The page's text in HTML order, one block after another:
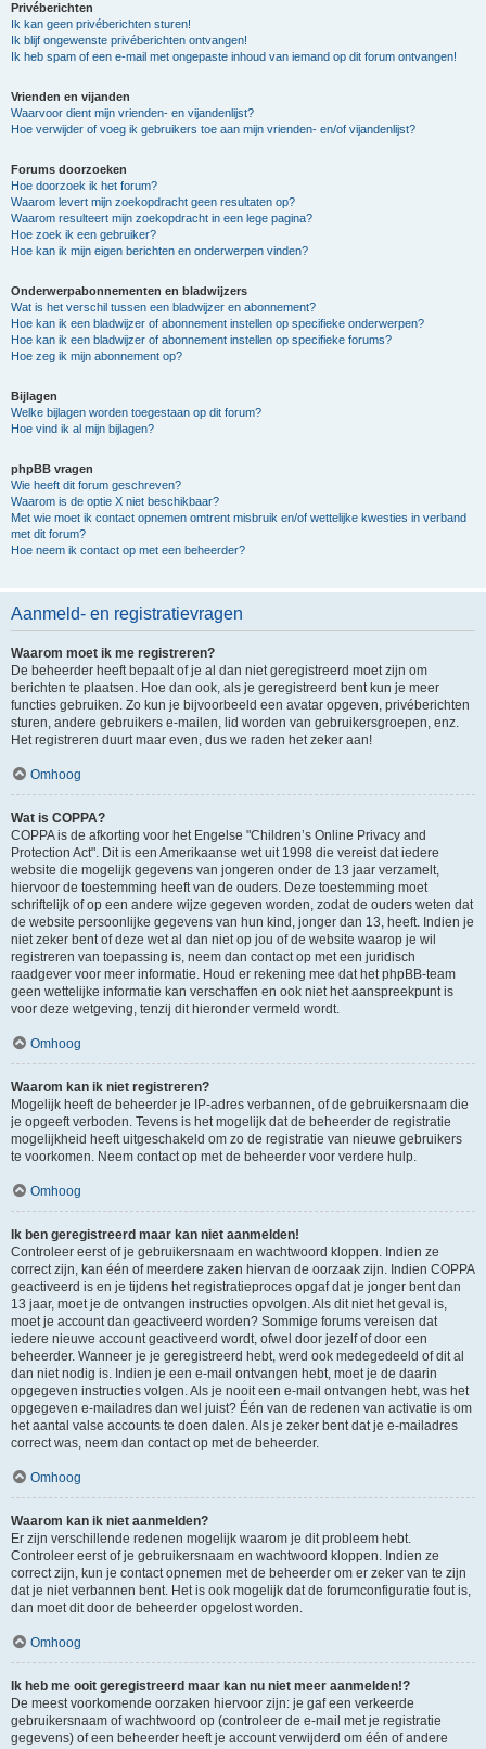
Privéberichten
Ik kan geen privéberichten sturen!
Ik blijf ongewenste privéberichten ontvangen!
Ik heb spam of een e-mail met ongepaste inhoud van iemand op dit forum ontvangen!
Vrienden en vijanden
Waarvoor dient mijn vrienden- en vijandenlijst?
Hoe verwijder of voeg ik gebruikers toe aan mijn vrienden- en/of vijandenlijst?
Forums doorzoeken
Hoe doorzoek ik het forum?
Waarom levert mijn zoekopdracht geen resultaten op?
Waarom resulteert mijn zoekopdracht in een lege pagina?
Hoe zoek ik een gebruiker?
Hoe kan ik mijn eigen berichten en onderwerpen vinden?
Onderwerpabonnementen en bladwijzers
Wat is het verschil tussen een bladwijzer en abonnement?
Hoe kan ik een bladwijzer of abonnement instellen op specifieke onderwerpen?
Hoe kan ik een bladwijzer of abonnement instellen op specifieke forums?
Hoe zeg ik mijn abonnement op?
Bijlagen
Welke bijlagen worden toegestaan op dit forum?
Hoe vind ik al mijn bijlagen?
phpBB vragen
Wie heeft dit forum geschreven?
Waarom is de optie X niet beschikbaar?
Met wie moet ik contact opnemen omtrent misbruik en/of wettelijke kwesties in verband
met dit forum?
Hoe neem ik contact op met een beheerder?
Aanmeld- en registratievragen
Waarom moet ik me registreren?
De beheerder heeft bepaalt of je al dan niet geregistreerd moet zijn om
berichten te plaatsen. Hoe dan ook, als je geregistreerd bent kun je meer
functies gebruiken. Zo kun je bijvoorbeeld een avatar opgeven, privéberichten
sturen, andere gebruikers e-mailen, lid worden van gebruikersgroepen, enz.
Het registreren duurt maar even, dus we raden het zeker aan!
Omhoog
Wat is COPPA?
COPPA is de afkorting voor het Engelse "Children’s Online Privacy and
Protection Act". Dit is een Amerikaanse wet uit 1998 die vereist dat iedere
website die mogelijk gegevens van jongeren onder de 13 jaar verzamelt,
hiervoor de toestemming heeft van de ouders. Deze toestemming moet
schriftelijk of op een andere wijze gegeven worden, zodat de ouders weten dat
de website persoonlijke gegevens van hun kind, jonger dan 13, heeft. Indien je
niet zeker bent of deze wet al dan niet op jou of de website waarop je wil
registreren van toepassing is, neem dan contact op met een juridisch
raadgever voor meer informatie. Houd er rekening mee dat het phpBB-team
geen wettelijke informatie kan verschaffen en ook niet het aanspreekpunt is
voor deze wetgeving, tenzij dit hieronder vermeld wordt.
Omhoog
Waarom kan ik niet registreren?
Mogelijk heeft de beheerder je IP-adres verbannen, of de gebruikersnaam die
je opgeeft verboden. Tevens is het mogelijk dat de beheerder de registratie
mogelijkheid heeft uitgeschakeld om zo de registratie van nieuwe gebruikers
te voorkomen. Neem contact op met de beheerder voor verdere hulp.
Omhoog
Ik ben geregistreerd maar kan niet aanmelden!
Controleer eerst of je gebruikersnaam en wachtwoord kloppen. Indien ze
correct zijn, kan één of meerdere zaken hiervan de oorzaak zijn. Indien COPPA
geactiveerd is en je tijdens het registratieproces opgaf dat je jonger bent dan
13 jaar, moet je de ontvangen instructies opvolgen. Als dit niet het geval is,
moet je account dan geactiveerd worden? Sommige forums vereisen dat
iedere nieuwe account geactiveerd wordt, ofwel door jezelf of door een
beheerder. Wanneer je je geregistreerd hebt, werd ook medegedeeld of dit al
dan niet nodig is. Indien je een e-mail ontvangen hebt, moet je de daarin
opgegeven instructies volgen. Als je nooit een e-mail ontvangen hebt, was het
opgegeven e-mailadres dan wel juist? Één van de redenen van activatie is om
het aantal valse accounts te doen dalen. Als je zeker bent dat je e-mailadres
correct was, neem dan contact op met de beheerder.
Omhoog
Waarom kan ik niet aanmelden?
Er zijn verschillende redenen mogelijk waarom je dit probleem hebt.
Controleer eerst of je gebruikersnaam en wachtwoord kloppen. Indien ze
correct zijn, kun je contact opnemen met de beheerder om er zeker van te zijn
dat je niet verbannen bent. Het is ook mogelijk dat de forumconfiguratie fout is,
dan moet dit door de beheerder opgelost worden.
Omhoog
Ik heb me ooit geregistreerd maar kan nu niet meer aanmelden!?
De meest voorkomende oorzaken hiervoor zijn: je gaf een verkeerde
gebruikersnaam of wachtwoord op (controleer de e-mail met je registratie
gegevens) of een beheerder heeft je account verwijderd om één of andere